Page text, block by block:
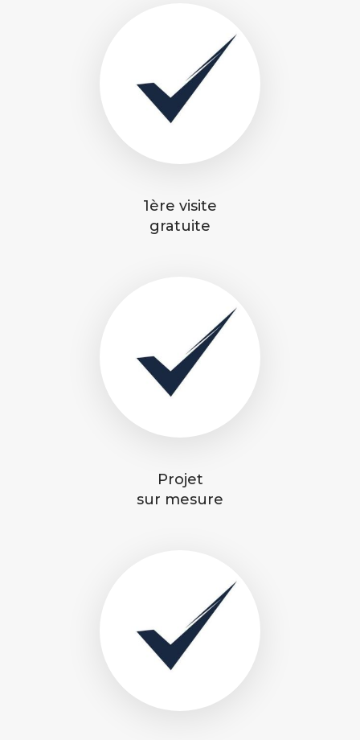
1ère visite
gratuite
Projet
sur mesure